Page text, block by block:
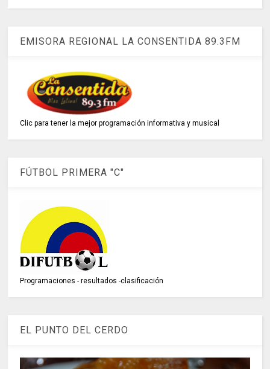
EMISORA REGIONAL LA CONSENTIDA 89.3FM
Clic para tener la mejor programación informativa y musical
FÚTBOL PRIMERA "C"
Programaciones - resultados -clasificación
EL PUNTO DEL CERDO